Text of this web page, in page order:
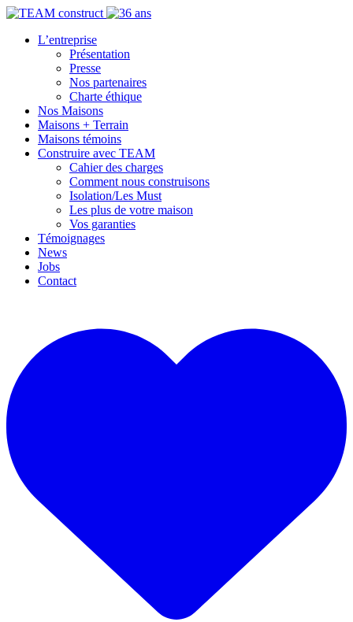
L’entreprise
Présentation
Presse
Nos partenaires
Charte éthique
Nos Maisons
Maisons + Terrain
Maisons témoins
Construire avec TEAM
Cahier des charges
Comment nous construisons
Isolation/Les Must
Les plus de votre maison
Vos garanties
Témoignages
News
Jobs
Contact